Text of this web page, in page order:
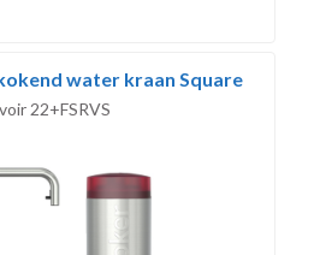
water kraan Square
22+FSRVS